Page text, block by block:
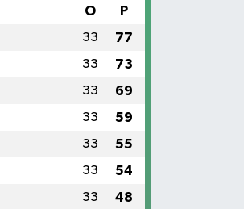
O P
33 77
33 73
33 69
33 59
33 55
33 54
33 48